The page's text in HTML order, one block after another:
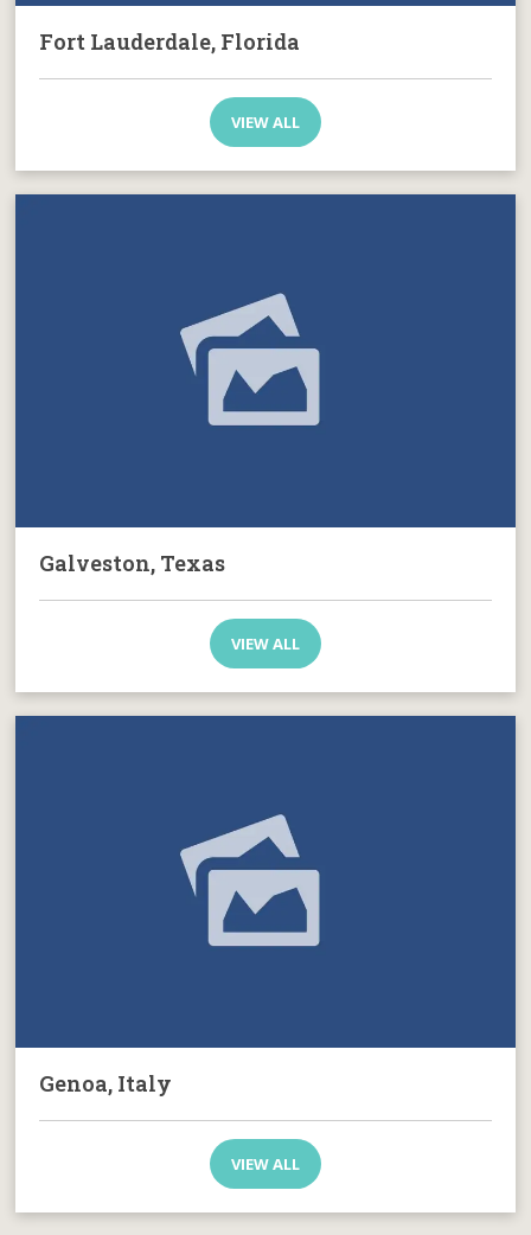
Fort Lauderdale, Florida
VIEW ALL
Galveston, Texas
VIEW ALL
Genoa, Italy
VIEW ALL